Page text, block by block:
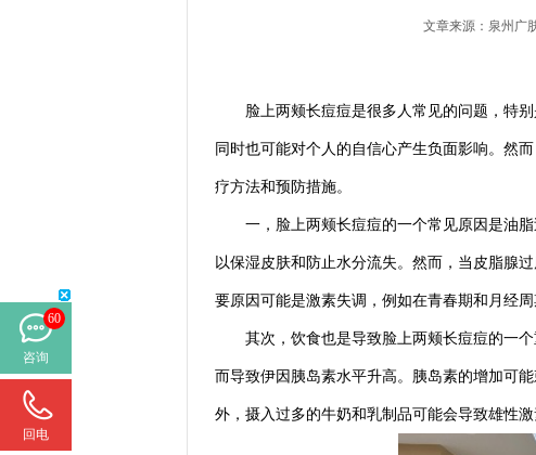
文章来源：泉州广
脸上两颊长痘痘是很多人常见的问题，特别
同时也可能对个人的自信心产生负面影响。然
疗方法和预防措施。
一，脸上两颊长痘痘的一个常见原因是油脂
以保湿皮肤和防止水分流失。然而，当皮脂腺
要原因可能是激素失调，例如在青春期和月经
其次，饮食也是导致脸上两颊长痘痘的一个
而导致伊因胰岛素水平升高。胰岛素的增加可
外，摄入过多的牛奶和乳制品可能会导致雄性
60
咨询
回电